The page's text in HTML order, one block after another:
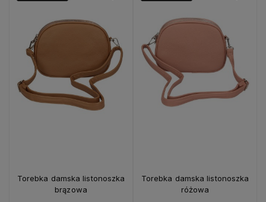
Torebka damska listonoszka
brązowa
Torebka damska listonoszka
różowa